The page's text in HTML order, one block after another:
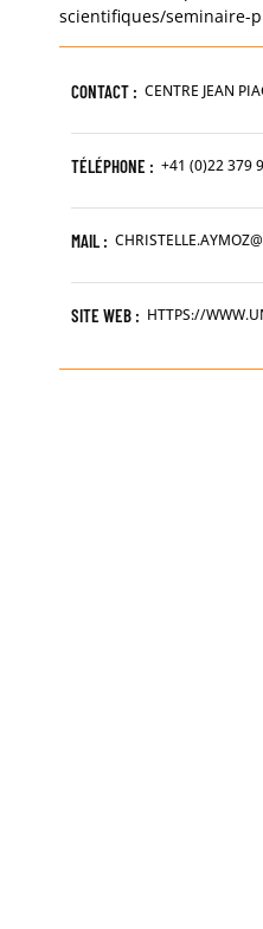
scientifiques/seminaire-
CONTACT : CENTRE JEAN
TÉLÉPHONE : +41 (0)22 379
MAIL :
SITE WEB : HTTPS://